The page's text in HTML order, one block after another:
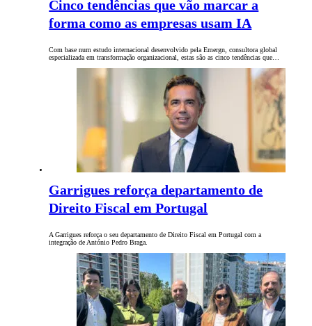
Cinco tendências que vão marcar a
forma como as empresas usam IA
Com base num estudo internacional desenvolvido pela Emergn, consultora global
especializada em transformação organizacional, estas são as cinco tendências que…
Garrigues reforça departamento de
Direito Fiscal em Portugal
A Garrigues reforça o seu departamento de Direito Fiscal em Portugal com a
integração de António Pedro Braga.